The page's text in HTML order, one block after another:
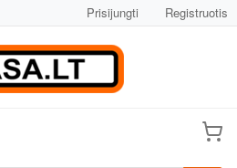
Prisijungti Registruotis